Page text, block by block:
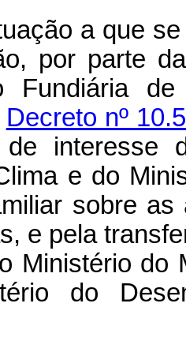
a que
por parte
Fundiária
Decreto nº
de interesse
e do
sobre
e pela
Ministério do
do